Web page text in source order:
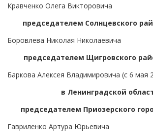
Кравченко Олега Викторовича
председателем Солнцевского
Боровлева Николая Николаевича
председателем Щигровского
Баркова Алексея Владимировича (с 6 мая
в Ленинградской
председателем Приозерского
Гавриленко Артура Юрьевича